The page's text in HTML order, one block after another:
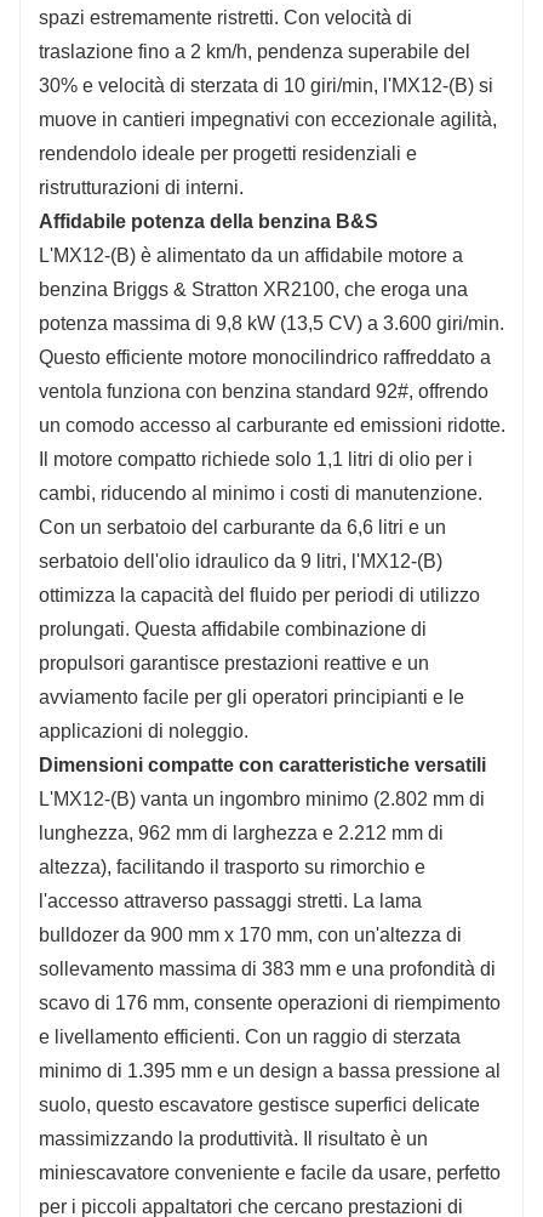
spazi estremamente ristretti. Con velocità di
traslazione fino a 2 km/h, pendenza superabile del
30% e velocità di sterzata di 10 giri/min, l'MX12-(B) si
muove in cantieri impegnativi con eccezionale agilità,
rendendolo ideale per progetti residenziali e
ristrutturazioni di interni.
Affidabile potenza della benzina B&S
L'MX12-(B) è alimentato da un affidabile motore a
benzina Briggs & Stratton XR2100, che eroga una
potenza massima di 9,8 kW (13,5 CV) a 3.600 giri/min.
Questo efficiente motore monocilindrico raffreddato a
ventola funziona con benzina standard 92#, offrendo
un comodo accesso al carburante ed emissioni ridotte.
Il motore compatto richiede solo 1,1 litri di olio per i
cambi, riducendo al minimo i costi di manutenzione.
Con un serbatoio del carburante da 6,6 litri e un
serbatoio dell'olio idraulico da 9 litri, l'MX12-(B)
ottimizza la capacità del fluido per periodi di utilizzo
prolungati. Questa affidabile combinazione di
propulsori garantisce prestazioni reattive e un
avviamento facile per gli operatori principianti e le
applicazioni di noleggio.
Dimensioni compatte con caratteristiche versatili
L'MX12-(B) vanta un ingombro minimo (2.802 mm di
lunghezza, 962 mm di larghezza e 2.212 mm di
altezza), facilitando il trasporto su rimorchio e
l'accesso attraverso passaggi stretti. La lama
bulldozer da 900 mm x 170 mm, con un'altezza di
sollevamento massima di 383 mm e una profondità di
scavo di 176 mm, consente operazioni di riempimento
e livellamento efficienti. Con un raggio di sterzata
minimo di 1.395 mm e un design a bassa pressione al
suolo, questo escavatore gestisce superfici delicate
massimizzando la produttività. Il risultato è un
miniescavatore conveniente e facile da usare, perfetto
per i piccoli appaltatori che cercano prestazioni di